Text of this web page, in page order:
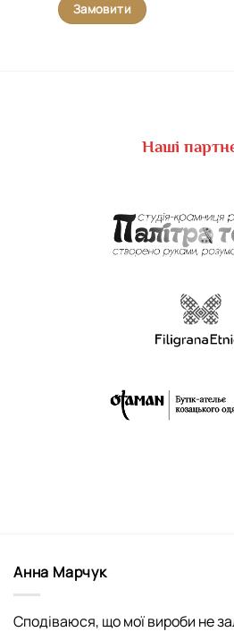
Замовити
Наші
Анна Марчук
Сподіваюся, що мої вироби не